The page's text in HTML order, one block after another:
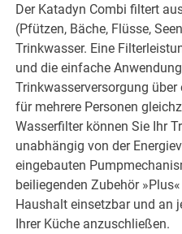
Der Katadyn Combi filtert
(Pfützen, Bäche, Flüsse,
Trinkwasser. Eine
und die einfache
Trinkwasserversorgung
für mehrere Personen
Wasserfilter können Sie Ihr
unabhängig von der
eingebauten
beiliegenden Zubehör
Haushalt einsetzbar und an
Ihrer Küche anzuschließen.